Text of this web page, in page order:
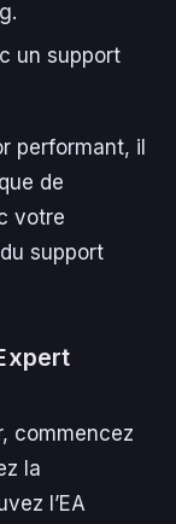
un support
performant, il
de
votre
support
commencez
la
l’EA